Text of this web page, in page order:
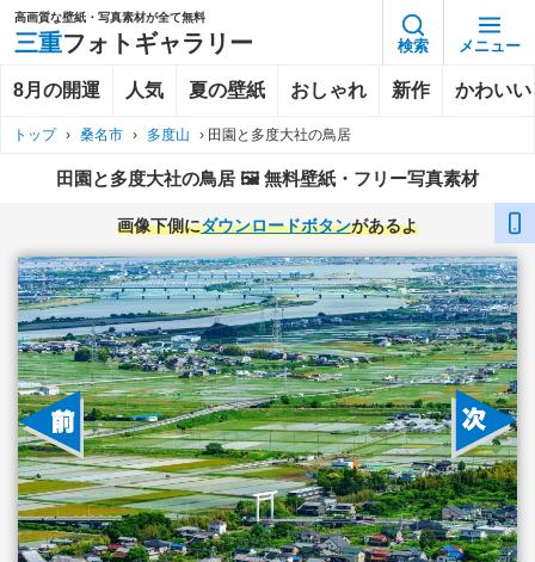
高画質な壁紙・写真素材が全て無料
三重フォトギャラリー 検索 メニュー
8月の開運 人気 夏の壁紙 おしゃれ 新作 かわいい
トップ › 桑名市 › 多度山 › 田園と多度大社の鳥居
田園と多度大社の鳥居 🖼️ 無料壁紙・フリー写真素材
画像下側にダウンロードボタンがあるよ